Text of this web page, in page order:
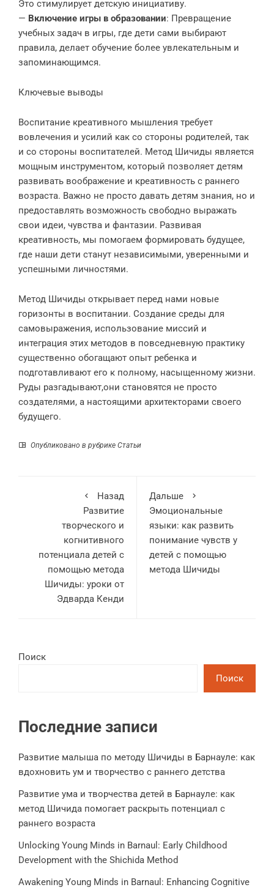
Это стимулирует детскую инициативу.
— Включение игры в образовании: Превращение
учебных задач в игры, где дети сами выбирают
правила, делает обучение более увлекательным и
запоминающимся.
Ключевые выводы
Воспитание креативного мышления требует
вовлечения и усилий как со стороны родителей, так
и со стороны воспитателей. Метод Шичиды является
мощным инструментом, который позволяет детям
развивать воображение и креативность с раннего
возраста. Важно не просто давать детям знания, но и
предоставлять возможность свободно выражать
свои идеи, чувства и фантазии. Развивая
креативность, мы помогаем формировать будущее,
где наши дети станут независимыми, уверенными и
успешными личностями.
Метод Шичиды открывает перед нами новые
горизонты в воспитании. Создание среды для
самовыражения, использование миссий и
интеграция этих методов в повседневную практику
существенно обогащают опыт ребенка и
подготавливают его к полному, насыщенному жизни.
Руды разгадывают,они становятся не просто
создателями, а настоящими архитекторами своего
будущего.
Опубликовано в рубрике Статьи
Назад
Развитие
творческого и
когнитивного
потенциала детей с
помощью метода
Шичиды: уроки от
Эдварда Кенди
Дальше
Эмоциональные
языки: как развить
понимание чувств у
детей с помощью
метода Шичиды
Поиск
Поиск
Последние записи
Развитие малыша по методу Шичиды в Барнауле: как
вдохновить ум и творчество с раннего детства
Развитие ума и творчества детей в Барнауле: как
метод Шичида помогает раскрыть потенциал с
раннего возраста
Unlocking Young Minds in Barnaul: Early Childhood
Development with the Shichida Method
Awakening Young Minds in Barnaul: Enhancing Cognitive